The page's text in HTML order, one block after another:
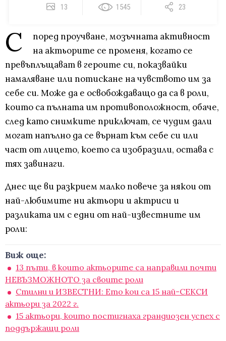
13 1545 23
С
поред проучване, мозъчната активност
на актьорите се променя, когато се
превъплъщават в героите си, показвайки
намаляване или потискане на чувството им за
себе си. Може да е освобождаващо да са в роли,
които са пълната им противоположност, обаче,
след като снимките приключат, се чудим дали
могат напълно да се върнат към себе си или
част от лицето, което са изобразили, остава с
тях завинаги.
Днес ще ви разкрием малко повече за някои от
най-любимите ни актьори и актриси и
разликата им с едни от най-известните им
роли:
Виж още:
13 пъти, в които актьорите са направили почти
НЕВЪЗМОЖНОТО за своите роли
Стилни и ИЗВЕСТНИ: Ето кои са 15 най-СЕКСИ
актьори за 2022 г.
15 актьори, които постигнаха грандиозен успех с
поддържащи роли